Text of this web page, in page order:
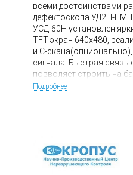
всеми достоинствами
дефектоскопа УД2Н-ПМ.
УСД-60Н установлен
TFT-экран 640х480,
и С-
сигнала. Быстрая связь
позволяет строить на
автоматизированные
Подробнее